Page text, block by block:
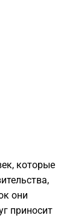
которые
они
приносит